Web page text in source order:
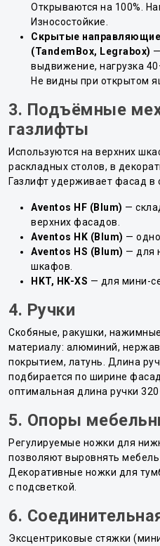
Открываются на 100%.
Износостойкие.
Скрытые
(TandemBox, Legrabox)
выдвижение, нагрузка
Не видны при открытом
3. Подъёмные
газлифты
Используются на верхних
раскладных столов, в
Газлифт удерживает фасад в
Aventos HF (Blum) —
верхних фасадов.
Aventos HK (Blum) —
Aventos HS (Blum) — для
шкафов.
HKT, HK-XS — для мини-
4. Ручки
Скобяные, ракушки,
материалу: алюминий,
покрытием, латунь. Длина
подбирается по ширине
оптимальная длина ручки
5. Опоры
Регулируемые ножки для
позволяют выровнять
Декоративные ножки для
с подсветкой.
6.
Эксцентриковые стяжки